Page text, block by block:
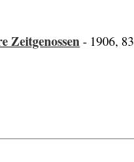
Zeitgenossen- 1906,